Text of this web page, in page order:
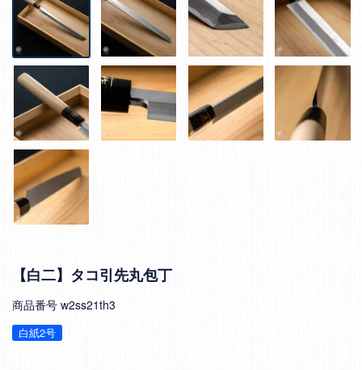
【白二】タコ引先丸包丁
商品番号 w2ss21th3
白紙2号